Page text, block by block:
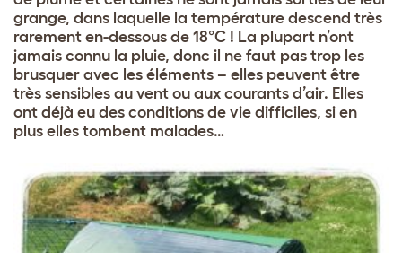
grange, dans laquelle la température descend très
rarement en-dessous de 18°C ! La plupart n’ont
jamais connu la pluie, donc il ne faut pas trop les
brusquer avec les éléments – elles peuvent être
très sensibles au vent ou aux courants d’air. Elles
ont déjà eu des conditions de vie difficiles, si en
plus elles tombent malades…